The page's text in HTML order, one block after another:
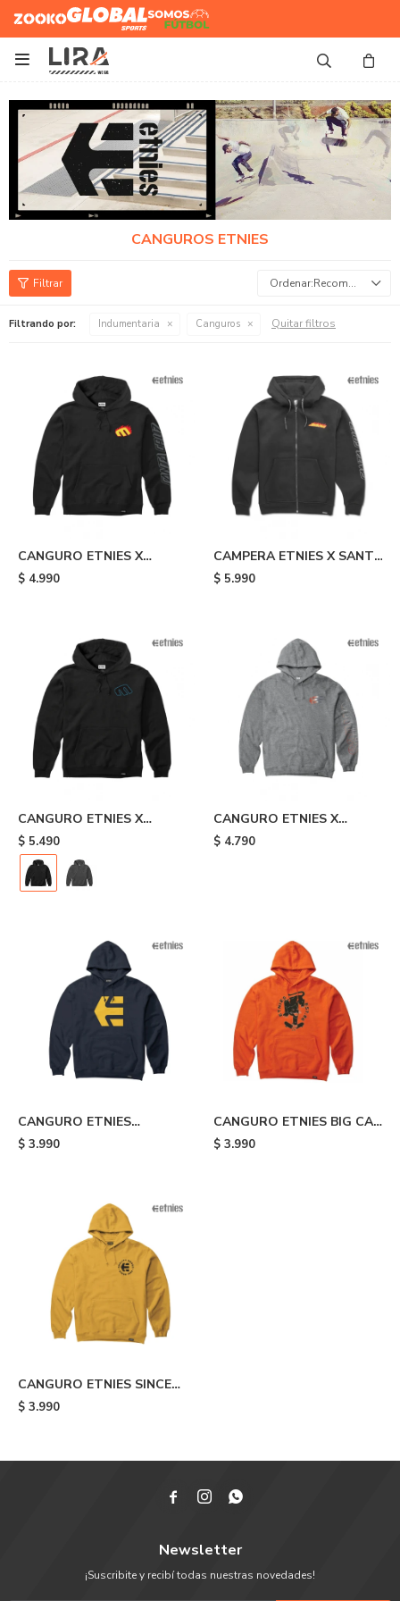
Zooko Global Sports
Somos
Futbol

CANGUROS ETNIES
Recomendados
Filtrando por: Indumentaria Canguros Quitar filtros
CANGURO ETNIES X
SANTA CRUZ FLAME -
$ 4.990
CAMPERA ETNIES X SANTA
CRUZ FLAME - Black
$ 5.990
CANGURO ETNIES X
SANTA CRUZ RETRO -
Black
$ 5.490
CANGURO ETNIES X
JOSLIN - Grey
$ 4.790
CANGURO ETNIES
CLASSIC ICON - Blue
$ 3.990
CANGURO ETNIES BIG CAT
- Orange
$ 3.990
CANGURO ETNIES SINCE
1986 - Yellow
$ 3.990
  
Newsletter
¡Suscribite y recibí todas nuestras novedades!